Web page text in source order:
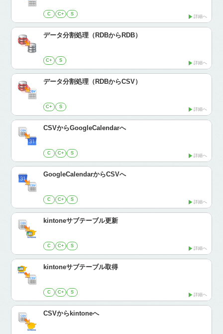
C C+ S 詳細へ
データ分割処理（RDBからRDB）
C+ S 詳細へ
データ分割処理（RDBからCSV）
C+ S 詳細へ
CSVからGoogleCalendarへ
C C+ S 詳細へ
GoogleCalendarからCSVへ
C C+ S 詳細へ
kintoneサブテーブル更新
C C+ S 詳細へ
kintoneサブテーブル取得
C C+ S 詳細へ
CSVからkintoneへ